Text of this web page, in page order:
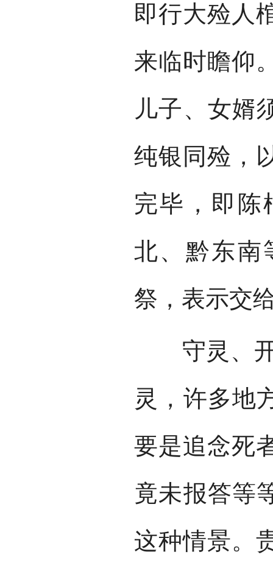
即行大殓人
来临时瞻仰
儿子、女婿
纯银同殓，
完毕，即陈
北、黔东南
祭，表示交
守灵、开
灵，许多地
要是追念死
竟未报答等
这种情景。